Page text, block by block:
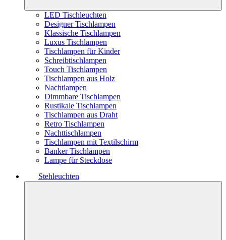
LED Tischleuchten
Designer Tischlampen
Klassische Tischlampen
Luxus Tischlampen
Tischlampen für Kinder
Schreibtischlampen
Touch Tischlampen
Tischlampen aus Holz
Nachtlampen
Dimmbare Tischlampen
Rustikale Tischlampen
Tischlampen aus Draht
Retro Tischlampen
Nachttischlampen
Tischlampen mit Textilschirm
Banker Tischlampen
Lampe für Steckdose
Stehleuchten